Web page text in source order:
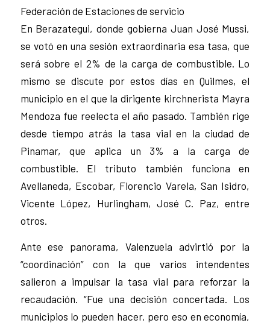
Federación de Estaciones de servicio
En Berazategui, donde gobierna Juan José Mussi,
se votó en una sesión extraordinaria esa tasa, que
será sobre el 2% de la carga de combustible. Lo
mismo se discute por estos días en Quilmes, el
municipio en el que la dirigente kirchnerista Mayra
Mendoza fue reelecta el año pasado. También rige
desde tiempo atrás la tasa vial en la ciudad de
Pinamar, que aplica un 3% a la carga de
combustible. El tributo también funciona en
Avellaneda, Escobar, Florencio Varela, San Isidro,
Vicente López, Hurlingham, José C. Paz, entre
otros.
Ante ese panorama, Valenzuela advirtió por la
“coordinación” con la que varios intendentes
salieron a impulsar la tasa vial para reforzar la
recaudación. “Fue una decisión concertada. Los
municipios lo pueden hacer, pero eso en economía,